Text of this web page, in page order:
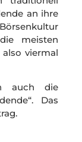
an ihre
meisten
viermal
auch die
Das